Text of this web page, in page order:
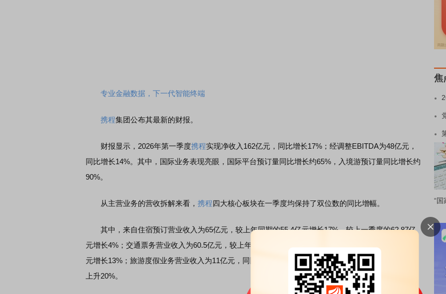
专业金融数据，下一代智能终端
携程集团公布其最新的财报。
财报显示，2026年第一季度携程实现净收入162亿元，同比增长17%；经调整EBITDA为48亿元，
同比增长14%。其中，国际业务表现亮眼，国际平台预订量同比增长约65%，入境游预订量同比增长约
90%。
从主营业务的营收拆解来看， 携程四大核心板块在一季度均保持了双位数的同比增幅。
其中，来自住宿预订营业收入为65亿元，较上年同期的55.4亿元增长17%，较上一季度的62.87亿
元增长4%；交通票务营业收入为60.5亿元，较上年同期的54.18亿元增长12%，较上一季度的53.68亿
元增长13%；旅游度假业务营业收入为11亿元，同比上升19%；商旅管理业务营业收入为6.9亿，同比
上升20%。
焦
“国